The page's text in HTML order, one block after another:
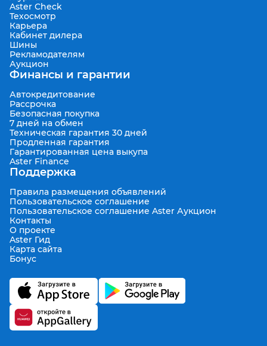
Aster Check
Техосмотр
Карьера
Кабинет дилера
Шины
Рекламодателям
Аукцион
Финансы и гарантии
Автокредитование
Рассрочка
Безопасная покупка
7 дней на обмен
Техническая гарантия 30 дней
Продленная гарантия
Гарантированная цена выкупа
Aster Finance
Поддержка
Правила размещения объявлений
Пользовательское соглашение
Пользовательское соглашение Aster Аукцион
Контакты
О проекте
Aster Гид
Карта сайта
Бонус